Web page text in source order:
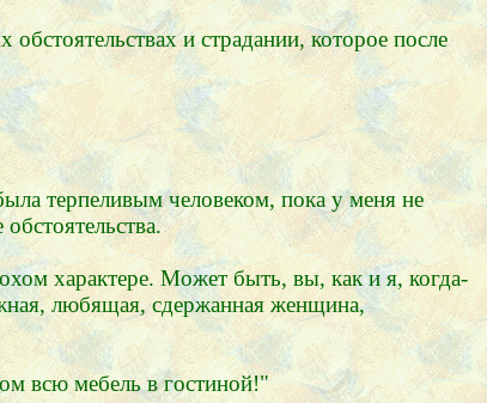
и страдании, которое после
терпеливым человеком, пока у меня не
характере. Может быть, вы, как и я, когда-
любящая, сдержанная женщина,
всю мебель в гостиной!"